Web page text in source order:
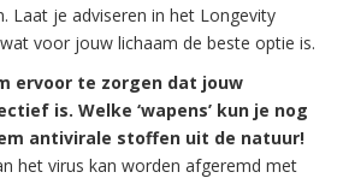
Laat je adviseren in het Longevity
voor jouw lichaam de beste optie is.
ervoor te zorgen dat jouw
is. Welke ‘wapens’ kun je nog
antivirale stoffen uit de natuur!
het virus kan worden afgeremd met